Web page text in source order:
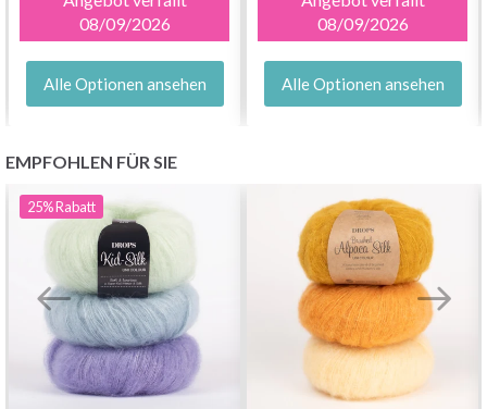
08/09/2026
Alle Optionen ansehen
08/09/2026
Alle Optionen ansehen
EMPFOHLEN FÜR SIE
25%Rabatt